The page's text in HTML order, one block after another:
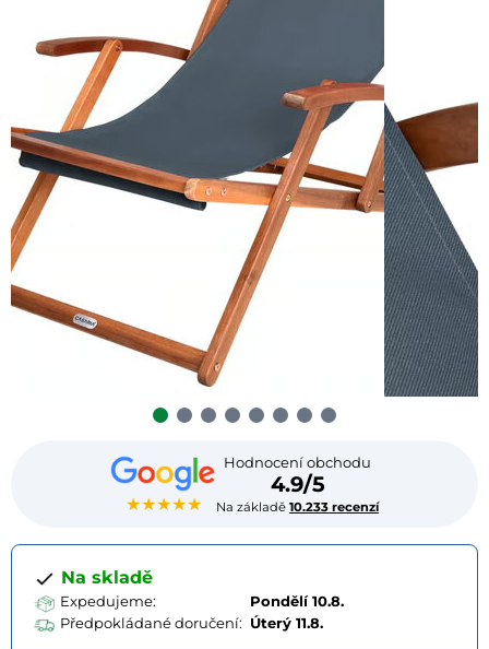
★★★★★
Hodnocení obchodu
4.9/5
Na základě10.233 recenzí
Na skladě
Expedujeme:
Pondělí 10.8.
Předpokládané doručení: Úterý 11.8.